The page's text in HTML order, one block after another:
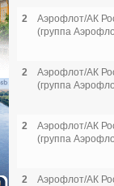
2
Аэрофлот/АК
(группа
2
Аэрофлот/АК
(группа
2
Аэрофлот/АК
(группа
2
Аэрофлот/АК